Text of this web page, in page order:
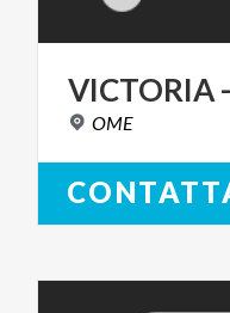
VICTORIA-
OME